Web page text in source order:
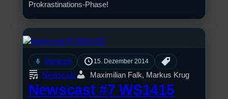
Prokrastinations-Phase!
mic Newscast 15. Dezember 2014
Newscast Maximilian Falk, Markus Krug
Newscast #7 WS1415